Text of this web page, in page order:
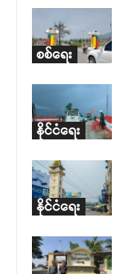
စစ်ရေး
နိုင်ငံရေး
နိုင်ငံရေး